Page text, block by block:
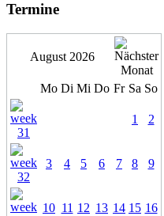
Termine
August 2026
Mo Di Mi Do Fr Sa So
1 2
3 4 5 6 7 8 9
10 11 12 13 14 15 16